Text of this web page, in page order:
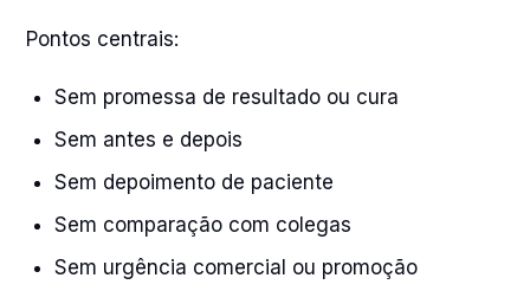
Pontos centrais:
Sem promessa de resultado ou cura
Sem antes e depois
Sem depoimento de paciente
Sem comparação com colegas
Sem urgência comercial ou promoção